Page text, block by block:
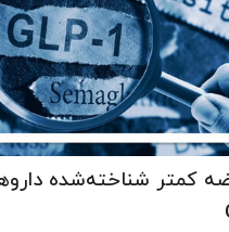
کمتر شناخته‌شده